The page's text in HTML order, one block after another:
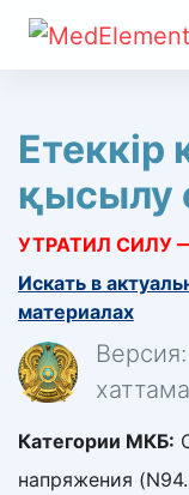
қысылу
УТРАТИЛ СИЛУ
Искать в
материалах
Категории МКБ:
напряжения